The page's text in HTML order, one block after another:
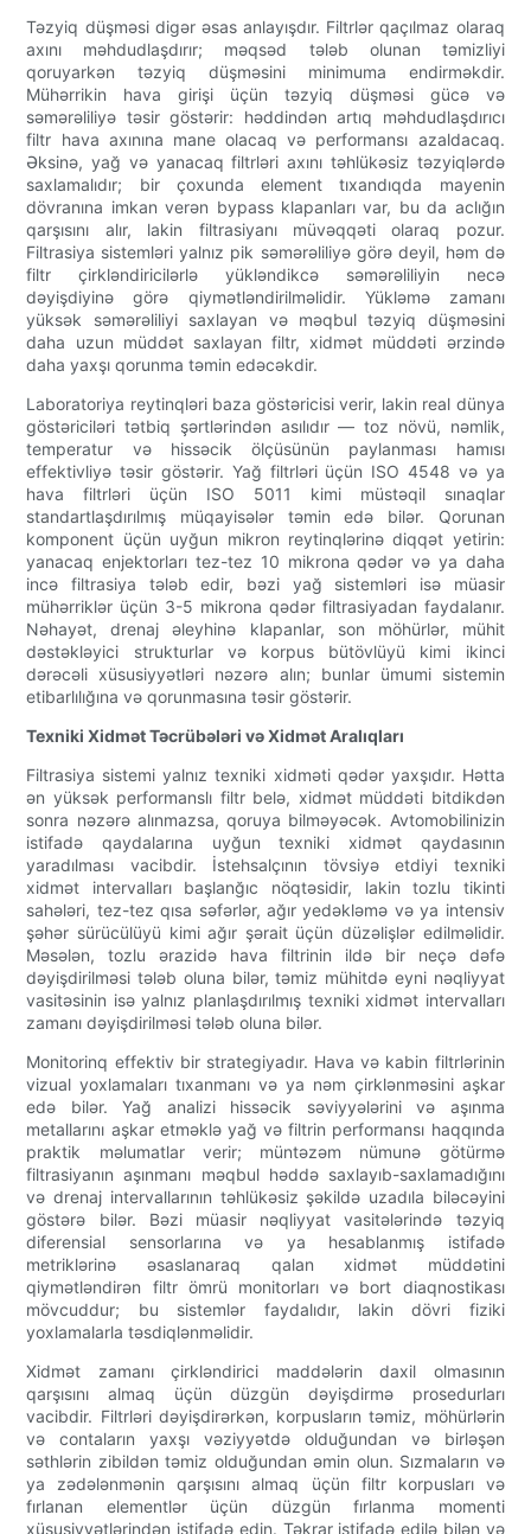
Təzyiq düşməsi digər əsas anlayışdır. Filtrlər qaçılmaz olaraq
axını məhdudlaşdırır; məqsəd tələb olunan təmizliyi
qoruyarkən təzyiq düşməsini minimuma endirməkdir.
Mühərrikin hava girişi üçün təzyiq düşməsi gücə və
səmərəliliyə təsir göstərir: həddindən artıq məhdudlaşdırıcı
filtr hava axınına mane olacaq və performansı azaldacaq.
Əksinə, yağ və yanacaq filtrləri axını təhlükəsiz təzyiqlərdə
saxlamalıdır; bir çoxunda element tıxandıqda mayenin
dövranına imkan verən bypass klapanları var, bu da aclığın
qarşısını alır, lakin filtrasiyanı müvəqqəti olaraq pozur.
Filtrasiya sistemləri yalnız pik səmərəliliyə görə deyil, həm də
filtr çirkləndiricilərlə yükləndikcə səmərəliliyin necə
dəyişdiyinə görə qiymətləndirilməlidir. Yükləmə zamanı
yüksək səmərəliliyi saxlayan və məqbul təzyiq düşməsini
daha uzun müddət saxlayan filtr, xidmət müddəti ərzində
daha yaxşı qorunma təmin edəcəkdir.
Laboratoriya reytinqləri baza göstəricisi verir, lakin real dünya
göstəriciləri tətbiq şərtlərindən asılıdır — toz növü, nəmlik,
temperatur və hissəcik ölçüsünün paylanması hamısı
effektivliyə təsir göstərir. Yağ filtrləri üçün ISO 4548 və ya
hava filtrləri üçün ISO 5011 kimi müstəqil sınaqlar
standartlaşdırılmış müqayisələr təmin edə bilər. Qorunan
komponent üçün uyğun mikron reytinqlərinə diqqət yetirin:
yanacaq enjektorları tez-tez 10 mikrona qədər və ya daha
incə filtrasiya tələb edir, bəzi yağ sistemləri isə müasir
mühərriklər üçün 3-5 mikrona qədər filtrasiyadan faydalanır.
Nəhayət, drenaj əleyhinə klapanlar, son möhürlər, mühit
dəstəkləyici strukturlar və korpus bütövlüyü kimi ikinci
dərəcəli xüsusiyyətləri nəzərə alın; bunlar ümumi sistemin
etibarlılığına və qorunmasına təsir göstərir.
Texniki Xidmət Təcrübələri və Xidmət Aralıqları
Filtrasiya sistemi yalnız texniki xidməti qədər yaxşıdır. Hətta
ən yüksək performanslı filtr belə, xidmət müddəti bitdikdən
sonra nəzərə alınmazsa, qoruya bilməyəcək. Avtomobilinizin
istifadə qaydalarına uyğun texniki xidmət qaydasının
yaradılması vacibdir. İstehsalçının tövsiyə etdiyi texniki
xidmət intervalları başlanğıc nöqtəsidir, lakin tozlu tikinti
sahələri, tez-tez qısa səfərlər, ağır yedəkləmə və ya intensiv
şəhər sürücülüyü kimi ağır şərait üçün düzəlişlər edilməlidir.
Məsələn, tozlu ərazidə hava filtrinin ildə bir neçə dəfə
dəyişdirilməsi tələb oluna bilər, təmiz mühitdə eyni nəqliyyat
vasitəsinin isə yalnız planlaşdırılmış texniki xidmət intervalları
zamanı dəyişdirilməsi tələb oluna bilər.
Monitorinq effektiv bir strategiyadır. Hava və kabin filtrlərinin
vizual yoxlamaları tıxanmanı və ya nəm çirklənməsini aşkar
edə bilər. Yağ analizi hissəcik səviyyələrini və aşınma
metallarını aşkar etməklə yağ və filtrin performansı haqqında
praktik məlumatlar verir; müntəzəm nümunə götürmə
filtrasiyanın aşınmanı məqbul həddə saxlayıb-saxlamadığını
və drenaj intervallarının təhlükəsiz şəkildə uzadıla biləcəyini
göstərə bilər. Bəzi müasir nəqliyyat vasitələrində təzyiq
diferensial sensorlarına və ya hesablanmış istifadə
metriklərinə əsaslanaraq qalan xidmət müddətini
qiymətləndirən filtr ömrü monitorları və bort diaqnostikası
mövcuddur; bu sistemlər faydalıdır, lakin dövri fiziki
yoxlamalarla təsdiqlənməlidir.
Xidmət zamanı çirkləndirici maddələrin daxil olmasının
qarşısını almaq üçün düzgün dəyişdirmə prosedurları
vacibdir. Filtrləri dəyişdirərkən, korpusların təmiz, möhürlərin
və contaların yaxşı vəziyyətdə olduğundan və birləşən
səthlərin zibildən təmiz olduğundan əmin olun. Sızmaların və
ya zədələnmənin qarşısını almaq üçün filtr korpusları və
fırlanan elementlər üçün düzgün fırlanma momenti
xüsusiyyətlərindən istifadə edin. Təkrar istifadə edilə bilən və